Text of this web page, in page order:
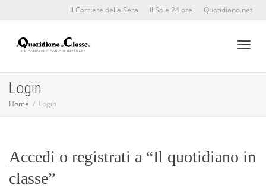
Il Corriere della Sera Il Sole 24 ore Quotidiano.net
Login
Home Login
Accedi o registrati a “Il quotidiano in
classe”